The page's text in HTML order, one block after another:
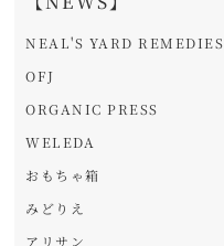
NEAL'S YARD REMEDIES
OFJ
ORGANIC PRESS
WELEDA
おもちゃ箱
みどりえ
アリサン